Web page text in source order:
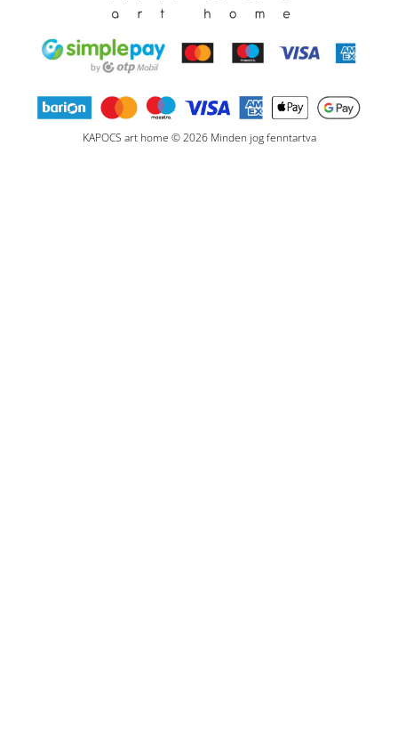
KAPOCS art home © 2026 Minden jog fenntartva